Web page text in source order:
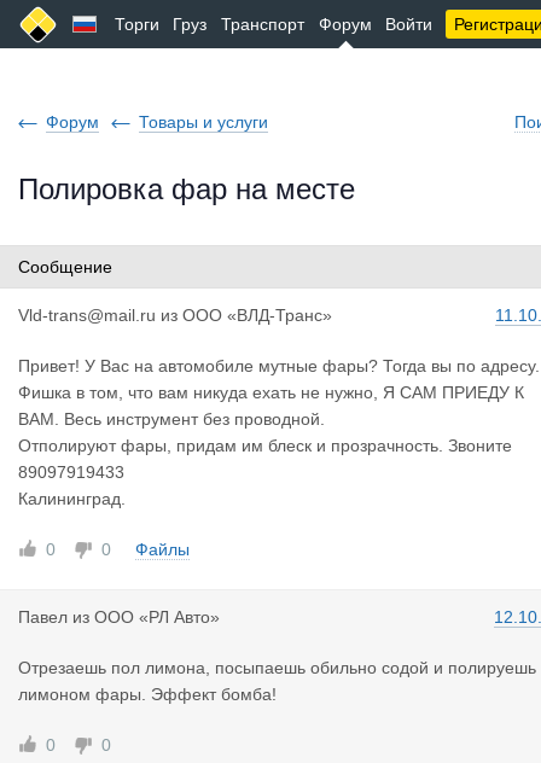
Торги Груз Транспорт Форум Войти
Форум Товары и услуги
Полировка фар на месте
Сообщение
Vld-trans@mail.ru из ООО «ВЛД-Транс»
Привет! У Вас на автомобиле мутные фары? Тогда вы по адресу.
Фишка в том, что вам никуда ехать не нужно, Я САМ ПРИЕДУ К
ВАМ. Весь инструмент без проводной.
Отполируют фары, придам им блеск и прозрачность. Звоните
89097919433
Калининград.
0 0 Файлы
Павел из ООО «РЛ Авто»
Отрезаешь пол лимона, посыпаешь обильно содой и полируешь
лимоном фары. Эффект бомба!
0 0